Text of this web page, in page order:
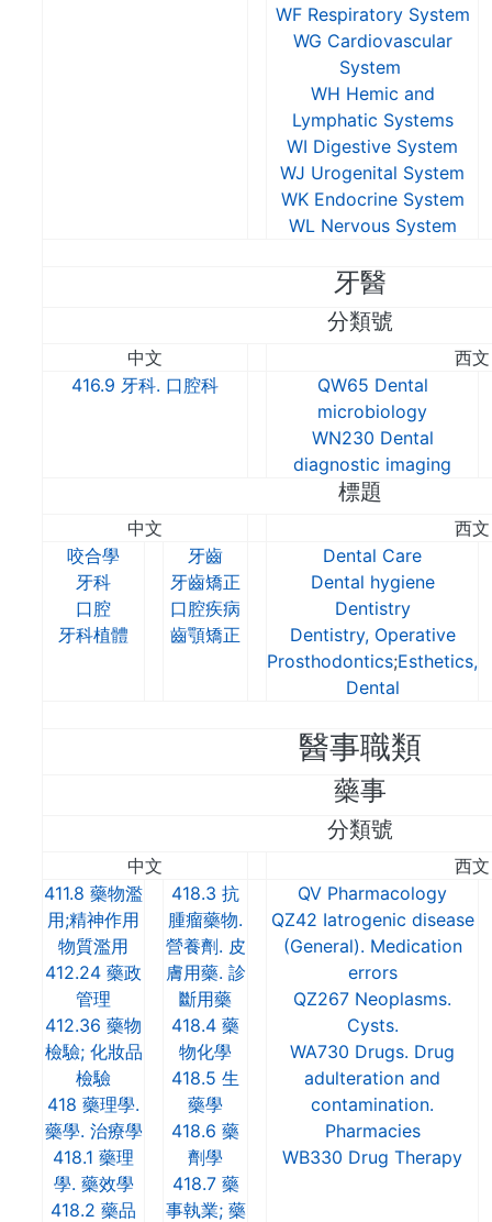
WF Respiratory System
WG Cardiovascular
System
WH Hemic and
Lymphatic Systems
WI Digestive System
WJ Urogenital System
WK Endocrine System
WL Nervous System
牙醫
分類號
中文
西文
416.9 牙科. 口腔科
QW65 Dental
microbiology
WN230 Dental
diagnostic imaging
標題
中文
西文
咬合學
牙科
口腔
牙科植體
牙齒
牙齒矯正
口腔疾病
齒顎矯正
Dental Care
Dental hygiene
Dentistry
Dentistry, Operative
Prosthodontics;Esthetics,
Dental
醫事職類
藥事
分類號
中文
西文
411.8 藥物濫
用;精神作用
物質濫用
412.24 藥政
管理
412.36 藥物
檢驗; 化妝品
檢驗
418 藥理學.
藥學. 治療學
418.1 藥理
學. 藥效學
418.2 藥品
418.3 抗
腫瘤藥物.
營養劑. 皮
膚用藥. 診
斷用藥
418.4 藥
物化學
418.5 生
藥學
418.6 藥
劑學
418.7 藥
事執業; 藥
QV Pharmacology
QZ42 Iatrogenic disease
(General). Medication
errors
QZ267 Neoplasms.
Cysts.
WA730 Drugs. Drug
adulteration and
contamination.
Pharmacies
WB330 Drug Therapy